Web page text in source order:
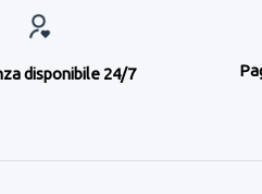
disponibile 24/7